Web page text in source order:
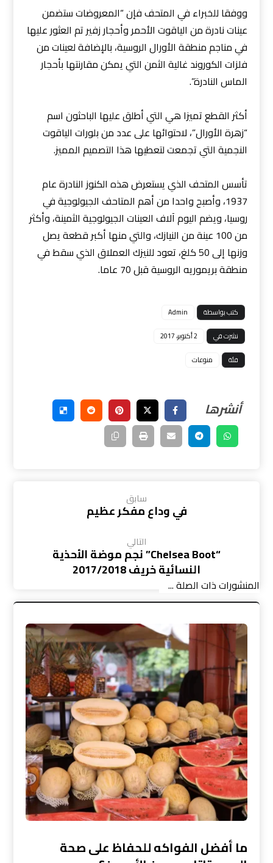
ووفقا للخبراء في المتحف فإن “المعروضات ستضمن
عينات نادرة من الياقوت الأحمر وأحجار زفير تم العثور عليها
في مناجم منطقة الأورال الروسية، بالإضافة لعينات من
فلزات الكوروند غالية الثمن التي يمكن مقارنتها بأحجار
الماس النادرة”.
أكثر القطع تميزا هي التي أطلق عليها الباحثون اسم
“زهرة الأورال”، لاحتوائها على عدد من بلورات الياقوت
النجمية التي تجمعت لتعطيها هذا التصميم المميز.
تأسس المتحف الذي يستعرض هذه الكنوز النادرة عام
1937، وأصبح واحدا من أهم المتاحف الجيولوجية في
روسيا، ويضم اليوم آلاف العينات الجيولوجية الثمينة، وأكثر
من 100 عينة من النيازك، والتي منها أكبر قطعة يصل
وزنها إلى 50 كلغ، تعود للنيزك العملاق الذي سقط في
منطقة بريموريه الروسية قبل 70 عاما.
كتب بواسطة
Admin
نشرت في
2 أكتوبر، 2017
فئة
منوعات
سابق
في وداع مفكر عظيم
التالي
“Chelsea Boot” نجم موضة الأحذية
النسائية خريف 2017/2018
المنشورات ذات الصلة ...
ما أفضل الفواكه للحفاظ على صحة